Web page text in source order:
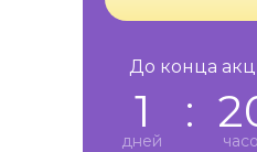
До конца
1
дней
: